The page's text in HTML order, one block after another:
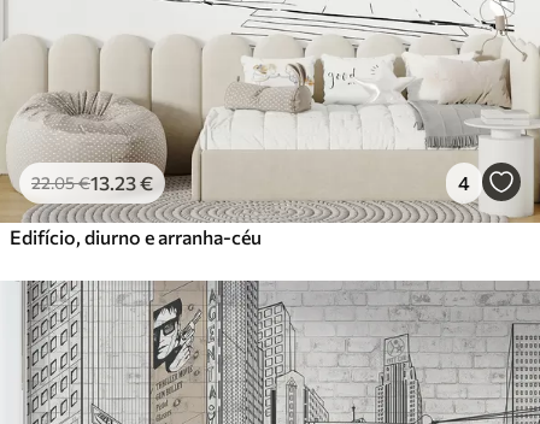
22.05€13 .23€ 4
Edifício, diurno e arranha-céu